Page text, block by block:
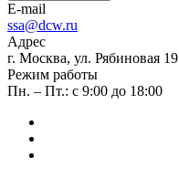
E-mail
ssa@dcw.ru
Адрес
г. Москва, ул. Рябиновая 19
Режим работы
Пн. – Пт.: с 9:00 до 18:00